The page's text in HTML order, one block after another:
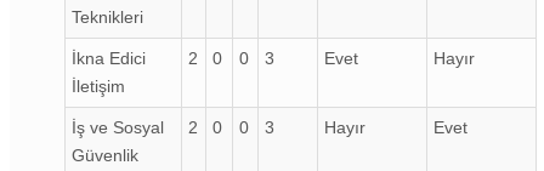
Teknikleri
İkna Edici
İletişim
2 0 0 3 Evet Hayır
İş ve Sosyal
Güvenlik
2 0 0 3 Hayır Evet